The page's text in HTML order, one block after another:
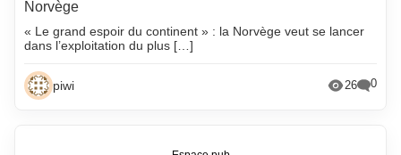
Norvège
« Le grand espoir du continent » : la Norvège veut se lancer
dans l’exploitation du plus […]
piwi 26 0